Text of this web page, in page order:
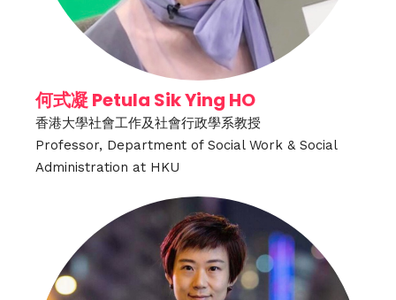
何式凝 Petula Sik Ying HO
香港大學社會工作及社會行政學系教授
Professor, Department of Social Work & Social
Administration at HKU